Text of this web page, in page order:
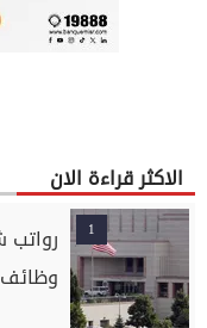
الاكثر قراءة الان
1
وظائف